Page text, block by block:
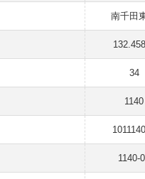
南千田
34
1140
1140-